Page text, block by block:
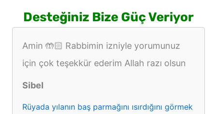
Desteğiniz Bize Güç Veriyor
Amin 🤲🏻 Rabbimin izniyle yorumunuz
için çok teşekkür ederim Allah razı olsun
Sibel
Rüyada yılanın baş parmağını ısırdığını görmek